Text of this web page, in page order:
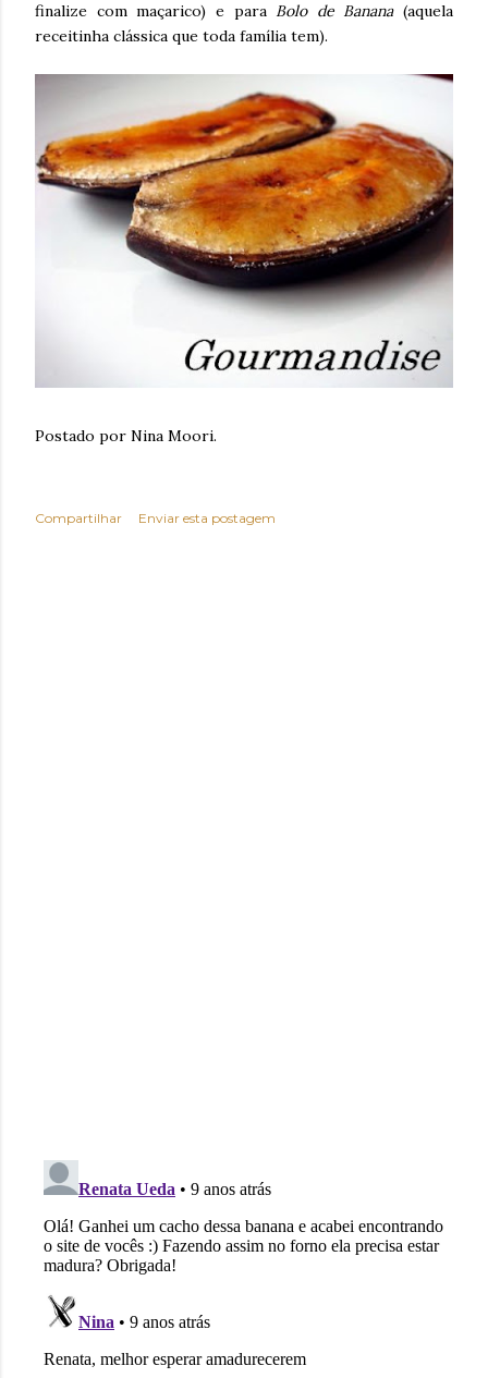
finalize com maçarico) e para Bolo de Banana(aquela
receitinha clássica que toda família tem).
Postado por Nina Moori.
Compartilhar Enviar esta postagem